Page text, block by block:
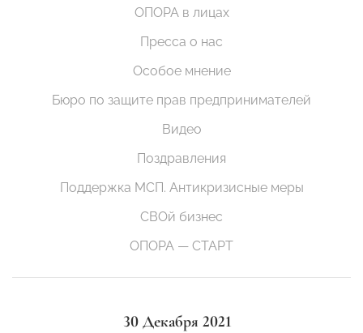
ОПОРА в лицах
Пресса о нас
Особое мнение
Бюро по защите прав предпринимателей
Видео
Поздравления
Поддержка МСП. Антикризисные меры
СВОй бизнес
ОПОРА — СТАРТ
30 Декабря 2021